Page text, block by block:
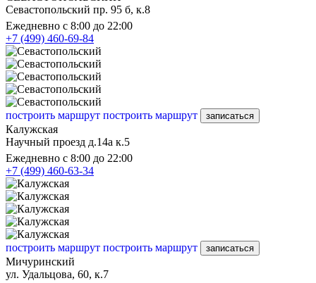
Севастопольский пр. 95 б, к.8
Ежедневно с 8:00 до 22:00
+7 (499) 460-69-84
построить маршрут построить маршрут записаться
Калужская
Научный проезд д.14а к.5
Ежедневно с 8:00 до 22:00
+7 (499) 460-63-34
построить маршрут построить маршрут записаться
Мичуринский
ул. Удальцова, 60, к.7